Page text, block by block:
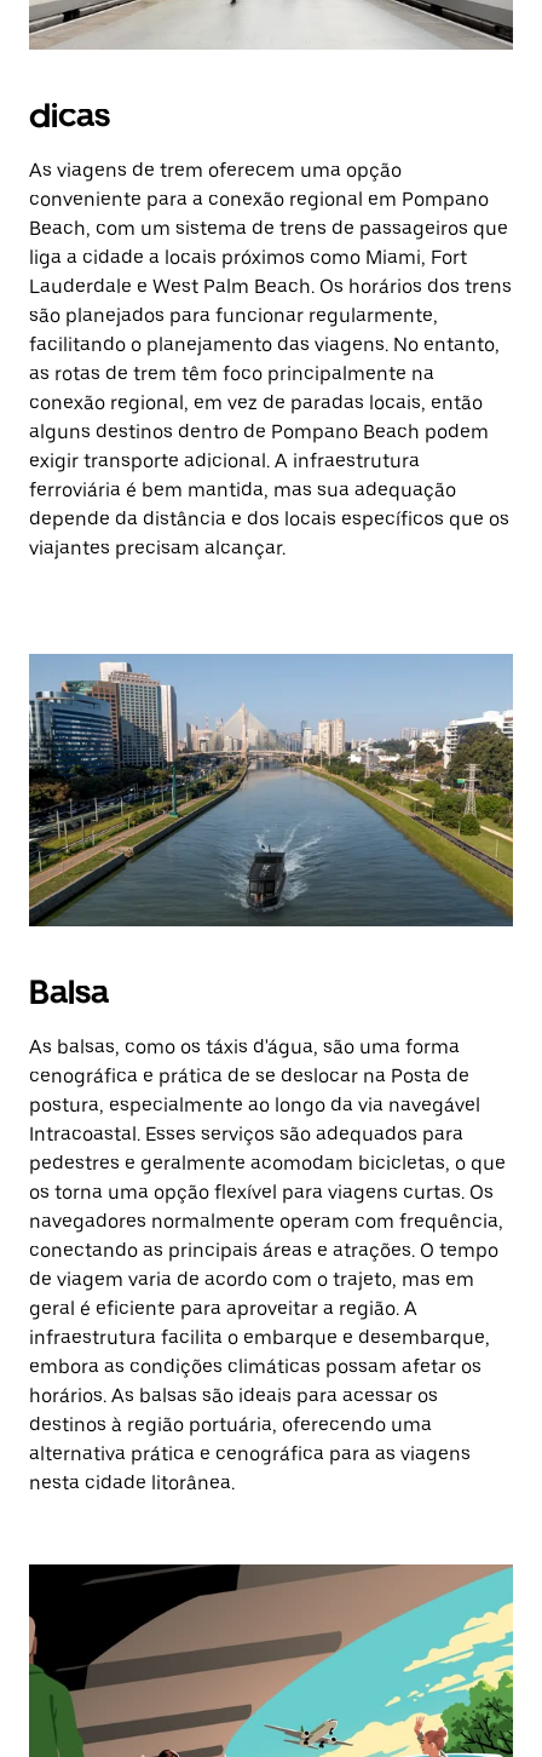
dicas
As viagens de trem oferecem uma opção
conveniente para a conexão regional em Pompano
Beach, com um sistema de trens de passageiros que
liga a cidade a locais próximos como Miami, Fort
Lauderdale e West Palm Beach. Os horários dos trens
são planejados para funcionar regularmente,
facilitando o planejamento das viagens. No entanto,
as rotas de trem têm foco principalmente na
conexão regional, em vez de paradas locais, então
alguns destinos dentro de Pompano Beach podem
exigir transporte adicional. A infraestrutura
ferroviária é bem mantida, mas sua adequação
depende da distância e dos locais específicos que os
viajantes precisam alcançar.
Balsa
As balsas, como os táxis d'água, são uma forma
cenográfica e prática de se deslocar na Posta de
postura, especialmente ao longo da via navegável
Intracoastal. Esses serviços são adequados para
pedestres e geralmente acomodam bicicletas, o que
os torna uma opção flexível para viagens curtas. Os
navegadores normalmente operam com frequência,
conectando as principais áreas e atrações. O tempo
de viagem varia de acordo com o trajeto, mas em
geral é eficiente para aproveitar a região. A
infraestrutura facilita o embarque e desembarque,
embora as condições climáticas possam afetar os
horários. As balsas são ideais para acessar os
destinos à região portuária, oferecendo uma
alternativa prática e cenográfica para as viagens
nesta cidade litorânea.